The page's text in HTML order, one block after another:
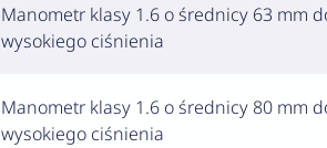
Manometr klasy 1.6 o średnicy 63 mm
wysokiego ciśnienia
Manometr klasy 1.6 o średnicy 80 mm
wysokiego ciśnienia